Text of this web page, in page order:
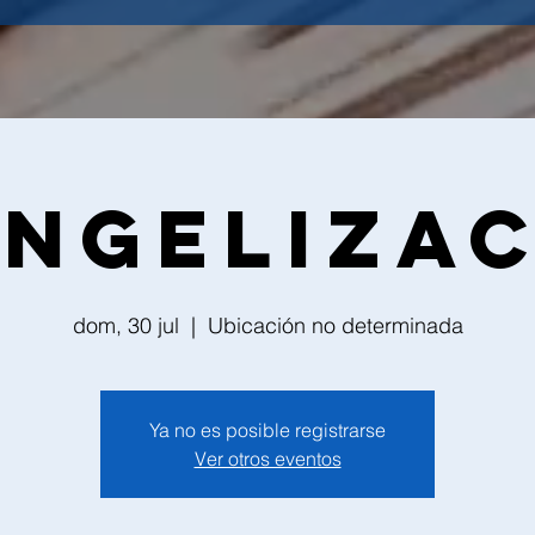
dom, 30 jul
  |
Ubicación no determinada
Ya no es posible registrarse
Ver otros eventos